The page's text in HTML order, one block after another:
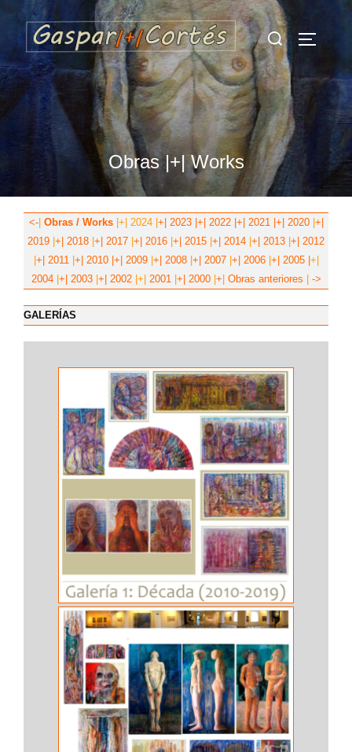
contenido
Buscar:
Obras |+| Works
<-| Obras / Works +| 2024 +| 2023|+| 2022|+| 2021|+| 2020| +|
2019 +| 2018 +| 2017 +| 2016 +| 2015 +| 2014 +| 2013 +| 2012
+| 2011| +| 2010|+| 2009| +| 2008| +| 2007 +| 2006| +| 2005| +|
2004| +| 2003| +| 2002|+| 2001| +| 2000 + Obras anteriores ->
GALERÍAS